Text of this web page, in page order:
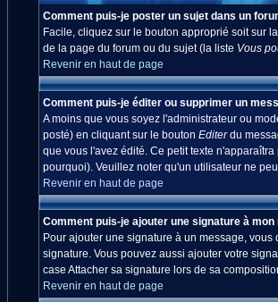
Comment puis-je poster un sujet dans un
Facile, cliquez sur le bouton approprié soit sur
de la page du forum ou du sujet (la liste Vous
Revenir en haut de page
Comment puis-je éditer ou supprimer un
A moins que vous soyez l'administrateur ou
posté) en cliquant sur le bouton Editerdu
que vous l'avez édité. Ce petit texte
pourquoi). Veuillez noter qu'un utilisateur ne
Revenir en haut de page
Comment puis-je ajouter une signature à mon
Pour ajouter une signature à un message,
signature. Vous pouvez aussi ajouter votre
case Attacher sa signature lors de sa
Revenir en haut de page